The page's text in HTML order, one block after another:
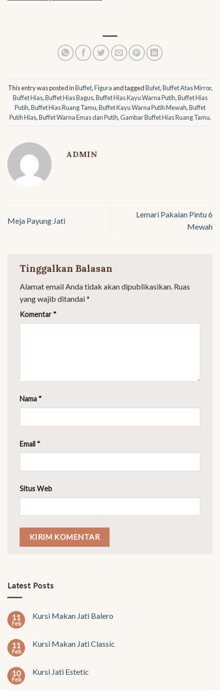
This entry was posted inBuffet,Figura and taggedBufet,Buffet Atas Mirror,
Buffet Hias,Buffet Hias Bagus,Buffet Hias Kayu Warna Putih,Buffet Hias
Putih,Buffet Hias Ruang Tamu,Buffet Kayu Warna Putih Mewah,Buffet
Putih Hias,Buffet Warna Emas dan Putih,Gambar Buffet Hias Ruang Tamu.
ADMIN
Meja Payung Jati
Lemari Pakaian Pintu 6
Mewah
Tinggalkan Balasan
Alamat email Anda tidak akan dipublikasikan. Ruas
yang wajib ditandai*
Komentar *
Nama *
Email *
Situs Web
Latest Posts
11
Feb
Kursi Makan Jati Balero
11
Feb
Kursi Makan Jati Classic
10
Feb
Kursi Jati Estetic